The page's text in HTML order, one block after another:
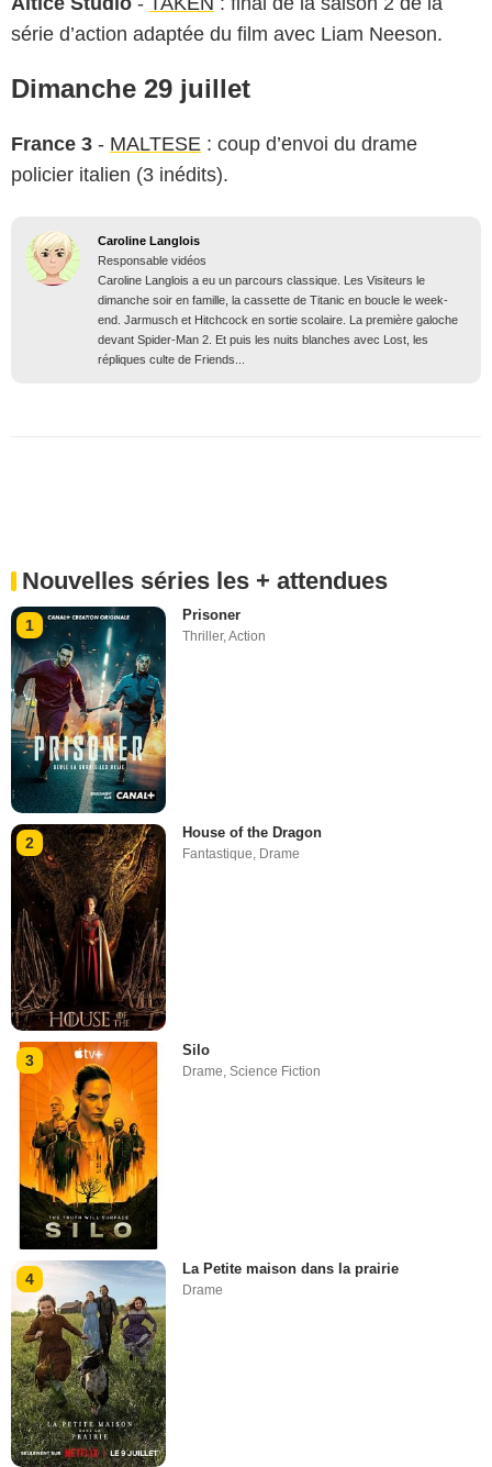
série d’action adaptée du film avec Liam Neeson.
Dimanche 29 juillet
France 3 - MALTESE : coup d’envoi du drame
policier italien (3 inédits).
Caroline Langlois
Responsable vidéos
Caroline Langlois a eu un parcours classique. Les Visiteurs le
dimanche soir en famille, la cassette de Titanic en boucle le week-
end. Jarmusch et Hitchcock en sortie scolaire. La première galoche
devant Spider-Man 2. Et puis les nuits blanches avec Lost, les
répliques culte de Friends...
Nouvelles séries les + attendues
1
Prisoner
Thriller,Action
2
House of the Dragon
Fantastique, Drame
3
Silo
Drame,Science Fiction
4
La Petite maison dans la prairie
Drame